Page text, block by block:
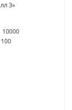
3»
10000
100